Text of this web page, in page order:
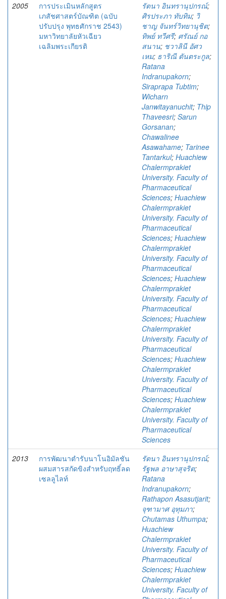
2005
การประเมินหลักสูตร
เภสัชศาสตร์บัณฑิต (ฉบับ
ปรับปรุง พุทธศักราช 2543)
มหาวิทยาลัยหัวเฉียว
เฉลิมพระเกียรติ
รัตนา อินทรานุปกรณ์;
ศิรประภา ทับทิม; วิ
ชาญ จันทร์วิทยานุชิต;
ทิพย์ ทวีศรี; ศรัณย์ กอ
สนาน; ชวาลินี อัศว
เหม; ธาริณี ตันตระกูล;
Ratana
Indranupakorn;
Siraprapa Tubtim;
Wicharn
Janwitayanuchit; Thip
Thaveesri; Sarun
Gorsanan;
Chawalinee
Asawahame; Tarinee
Tantarkul; Huachiew
Chalermprakiet
University. Faculty of
Pharmaceutical
Sciences; Huachiew
Chalermprakiet
University. Faculty of
Pharmaceutical
Sciences; Huachiew
Chalermprakiet
University. Faculty of
Pharmaceutical
Sciences; Huachiew
Chalermprakiet
University. Faculty of
Pharmaceutical
Sciences; Huachiew
Chalermprakiet
University. Faculty of
Pharmaceutical
Sciences; Huachiew
Chalermprakiet
University. Faculty of
Pharmaceutical
Sciences; Huachiew
Chalermprakiet
University. Faculty of
Pharmaceutical
Sciences
2013
การพัฒนาตำรับนาโนอิมัลชัน
ผสมสารสกัดขิงสำหรับฤทธิ์ลด
เซลลูไลท์
รัตนา อินทรานุปกรณ์;
รัฐพล อาษาสุจริต;
Ratana
Indranupakorn;
Rathapon Asasutjarit;
จุฑามาศ อุทุมภา;
Chutamas Uthumpa;
Huachiew
Chalermprakiet
University. Faculty of
Pharmaceutical
Sciences; Huachiew
Chalermprakiet
University. Faculty of